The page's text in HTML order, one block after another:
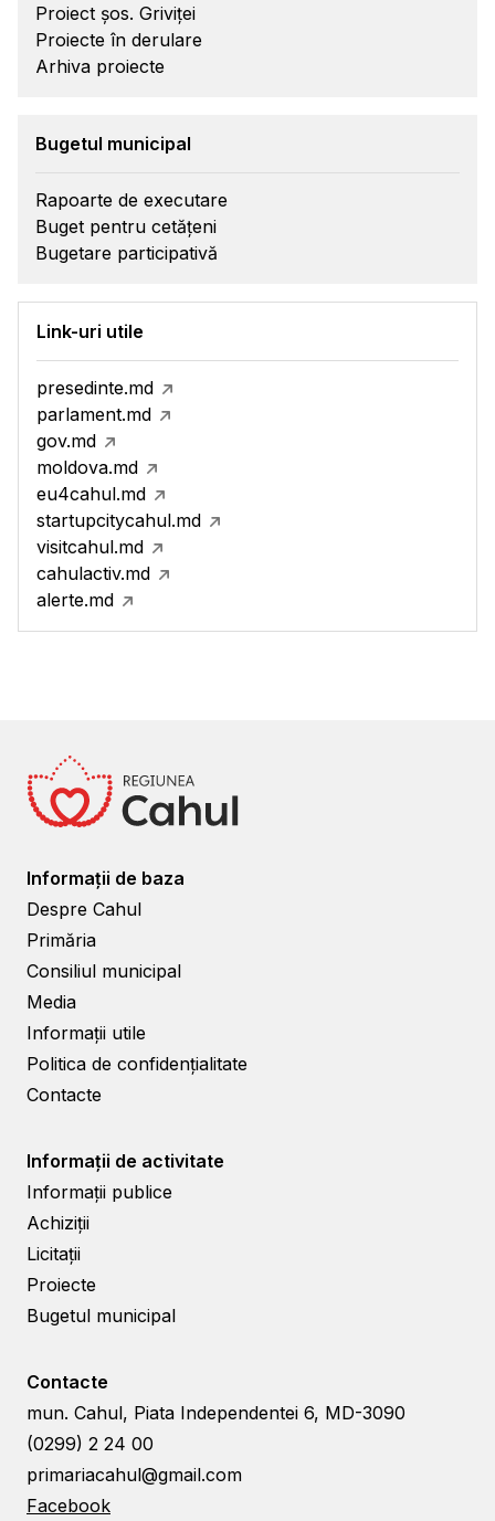
Proiect șos. Griviței
Proiecte în derulare
Arhiva proiecte
Bugetul municipal
Rapoarte de executare
Buget pentru cetățeni
Bugetare participativă
Link-uri utile
presedinte.md
parlament.md
gov.md
moldova.md
eu4cahul.md
startupcitycahul.md
visitcahul.md
cahulactiv.md
alerte.md
Informații de baza
Despre Cahul
Primăria
Consiliul municipal
Media
Informații utile
Politica de confidențialitate
Contacte
Informații de activitate
Informații publice
Achiziții
Licitații
Proiecte
Bugetul municipal
Contacte
mun. Cahul, Piata Independentei 6, MD-3090
(0299) 2 24 00
primariacahul@gmail.com
Facebook